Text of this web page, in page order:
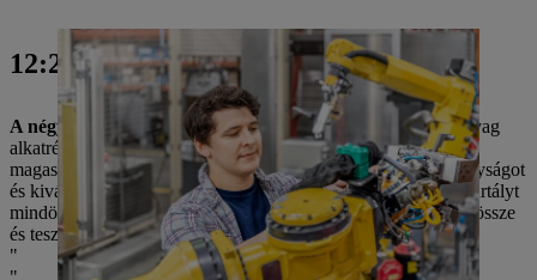
12:20
A négy fúvógép egyikénélBradley ellenőrzi az üreges műanyag
alkatrészek gyártási folyamatát. A Virginia Beach-i telephely
magasan automatizált gyártási folyamatai kiemelkedő hatékonyságot
és kiváló minőséget biztosítanak. A STIHL 4180 üzemanyagtartályt
mindössze 32 másodperc alatt alakítják ki, hegesztik, szerelik össze
és tesztelik szivárgás szempontjából egy automatizált cellában.